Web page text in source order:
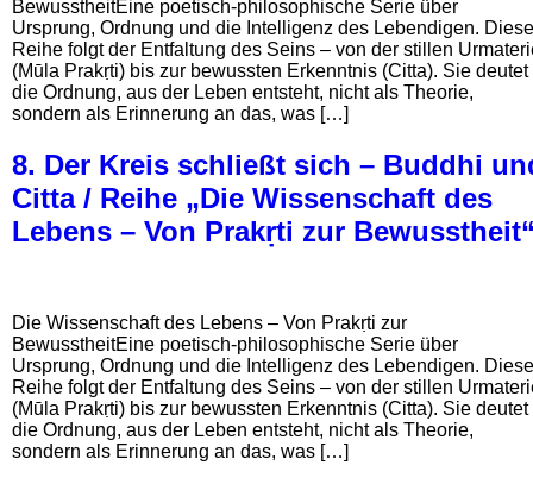
BewusstheitEine poetisch-philosophische Serie über
Ursprung, Ordnung und die Intelligenz des Lebendigen. Diese
Reihe folgt der Entfaltung des Seins – von der stillen
(Mūla Prakṛti) bis zur bewussten Erkenntnis (Citta). Sie deutet
die Ordnung, aus der Leben entsteht, nicht als Theorie,
sondern als Erinnerung an das, was […]
8. Der Kreis schließt sich – Buddhi
Citta / Reihe „Die Wissenschaft des
Lebens – Von Prakṛti zur
Die Wissenschaft des Lebens – Von Prakṛti zur
BewusstheitEine poetisch-philosophische Serie über
Ursprung, Ordnung und die Intelligenz des Lebendigen. Diese
Reihe folgt der Entfaltung des Seins – von der stillen
(Mūla Prakṛti) bis zur bewussten Erkenntnis (Citta). Sie deutet
die Ordnung, aus der Leben entsteht, nicht als Theorie,
sondern als Erinnerung an das, was […]